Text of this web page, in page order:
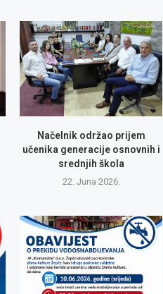
Načelnik održao prijem
učenika generacije osnovnih i
srednjih škola
22. Juna 2026.